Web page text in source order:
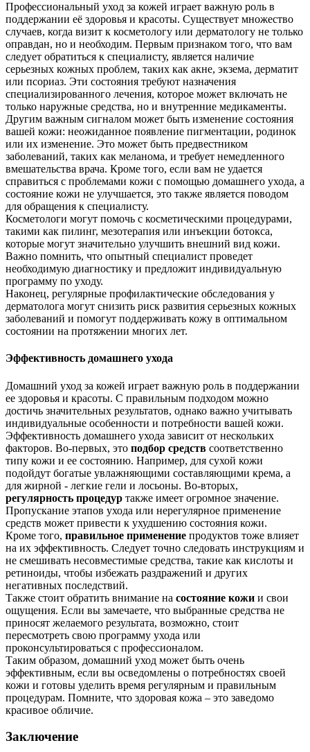
Профессиональный уход за кожей играет важную роль в
поддержании её здоровья и красоты. Существует множество
случаев, когда визит к косметологу или дерматологу не только
оправдан, но и необходим. Первым признаком того, что вам
следует обратиться к специалисту, является наличие
серьезных кожных проблем, таких как акне, экзема, дерматит
или псориаз. Эти состояния требуют назначения
специализированного лечения, которое может включать не
только наружные средства, но и внутренние медикаменты.
Другим важным сигналом может быть изменение состояния
вашей кожи: неожиданное появление пигментации, родинок
или их изменение. Это может быть предвестником
заболеваний, таких как меланома, и требует немедленного
вмешательства врача. Кроме того, если вам не удается
справиться с проблемами кожи с помощью домашнего ухода, а
состояние кожи не улучшается, это также является поводом
для обращения к специалисту.
Косметологи могут помочь с косметическими процедурами,
такими как пилинг, мезотерапия или инъекции ботокса,
которые могут значительно улучшить внешний вид кожи.
Важно помнить, что опытный специалист проведет
необходимую диагностику и предложит индивидуальную
программу по уходу.
Наконец, регулярные профилактические обследования у
дерматолога могут снизить риск развития серьезных кожных
заболеваний и помогут поддерживать кожу в оптимальном
состоянии на протяжении многих лет.
Эффективность домашнего ухода
Домашний уход за кожей играет важную роль в поддержании
ее здоровья и красоты. С правильным подходом можно
достичь значительных результатов, однако важно учитывать
индивидуальные особенности и потребности вашей кожи.
Эффективность домашнего ухода зависит от нескольких
факторов. Во-первых, это подбор средств соответственно
типу кожи и ее состоянию. Например, для сухой кожи
подойдут богатые увлажняющими составляющими крема, а
для жирной - легкие гели и лосьоны. Во-вторых,
регулярность процедур также имеет огромное значение.
Пропускание этапов ухода или нерегулярное применение
средств может привести к ухудшению состояния кожи.
Кроме того, правильное применение продуктов тоже влияет
на их эффективность. Следует точно следовать инструкциям и
не смешивать несовместимые средства, такие как кислоты и
ретиноиды, чтобы избежать раздражений и других
негативных последствий.
Также стоит обратить внимание на состояние кожи и свои
ощущения. Если вы замечаете, что выбранные средства не
приносят желаемого результата, возможно, стоит
пересмотреть свою программу ухода или
проконсультироваться с профессионалом.
Таким образом, домашний уход может быть очень
эффективным, если вы осведомлены о потребностях своей
кожи и готовы уделить время регулярным и правильным
процедурам. Помните, что здоровая кожа – это заведомо
красивое обличие.
Заключение